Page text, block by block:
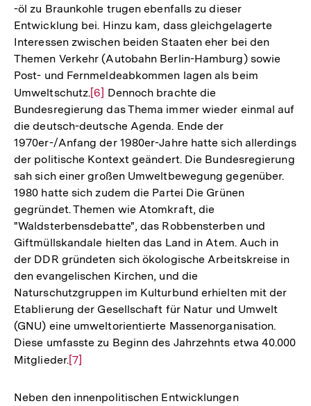
-öl zu Braunkohle trugen ebenfalls zu dieser
Entwicklung bei. Hinzu kam, dass gleichgelagerte
Interessen zwischen beiden Staaten eher bei den
Themen Verkehr (Autobahn Berlin-Hamburg) sowie
Post- und Fernmeldeabkommen lagen als beim
Umweltschutz.Zur
Auflösung
der
Fußnote
[6] Dennoch brachte die
Bundesregierung das Thema immer wieder einmal auf
die deutsch-deutsche Agenda. Ende der
1970er-/Anfang der 1980er-Jahre hatte sich allerdings
der politische Kontext geändert. Die Bundesregierung
sah sich einer großen Umweltbewegung gegenüber.
1980 hatte sich zudem die Partei Die Grünen
gegründet. Themen wie Atomkraft, die
"Waldsterbensdebatte", das Robbensterben und
Giftmüllskandale hielten das Land in Atem. Auch in
der DDR gründeten sich ökologische Arbeitskreise in
den evangelischen Kirchen, und die
Naturschutzgruppen im Kulturbund erhielten mit der
Etablierung der Gesellschaft für Natur und Umwelt
(GNU) eine umweltorientierte Massenorganisation.
Diese umfasste zu Beginn des Jahrzehnts etwa 40.000
Mitglieder.Zur
der
[7]
Neben den innenpolitischen Entwicklungen